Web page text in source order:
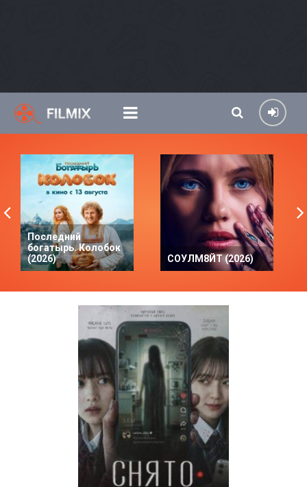
Последний
богатырь. Колобок
(2026)
СОУЛМ8ЙТ (2026)